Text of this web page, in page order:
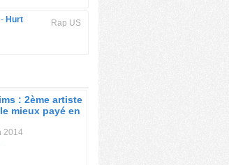
Rap US
Hurt
: 2ème artiste
mieux payé en
2014